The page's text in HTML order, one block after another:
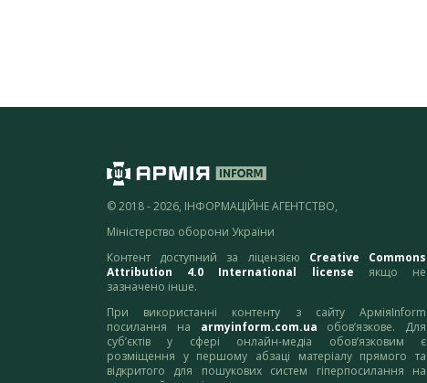
© 2018 - 2026, ІНФОРМАЦІЙНЕ АГЕНТСТВО,
Міністерство оборони України
Контент доступний за ліцензією Creative Commons
Attribution 4.0 International license якщо не
зазначено інше.
При використанні контенту з сайту АрміяInform
посилання на armyinform.com.ua обов’язкове. Для
суб’єктів у сфері онлайн-медіа обов’язковим є
розміщення у першому абзаці матеріалу прямого та
відкритого для пошукових систем гіперпосилання на